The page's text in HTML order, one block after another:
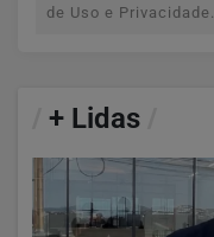
de Uso e Privacidade.
+ Lidas